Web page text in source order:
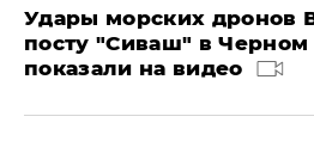
Удары морских дронов
посту "Сиваш" в
показали на видео